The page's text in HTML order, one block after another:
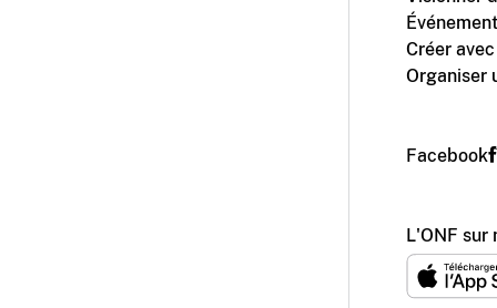
Créer
Organiser
Facebook
L'ONF sur